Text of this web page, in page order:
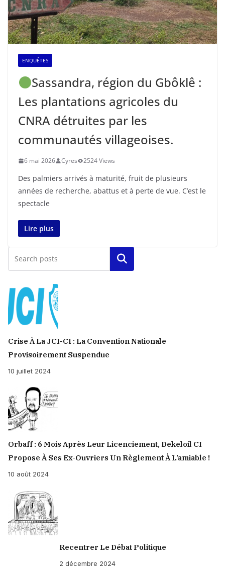
ENQUÊTES
Sassandra, région du Gbôklê :
Les plantations agricoles du
CNRA détruites par les
communautés villageoises.
6 mai 2026 Cyres 2524 Views
Des palmiers arrivés à maturité, fruit de plusieurs
années de recherche, abattus et à perte de vue. C’est le
spectacle
Lire plus
Rechercher
Crise À La JCI-CI : La Convention Nationale
Provisoirement Suspendue
10 juillet 2024
Orbaff : 6 Mois Après Leur Licenciement, Dekeloil CI
Propose À Ses Ex-Ouvriers Un Règlement À L’amiable !
10 août 2024
Recentrer Le Débat Politique
2 décembre 2024